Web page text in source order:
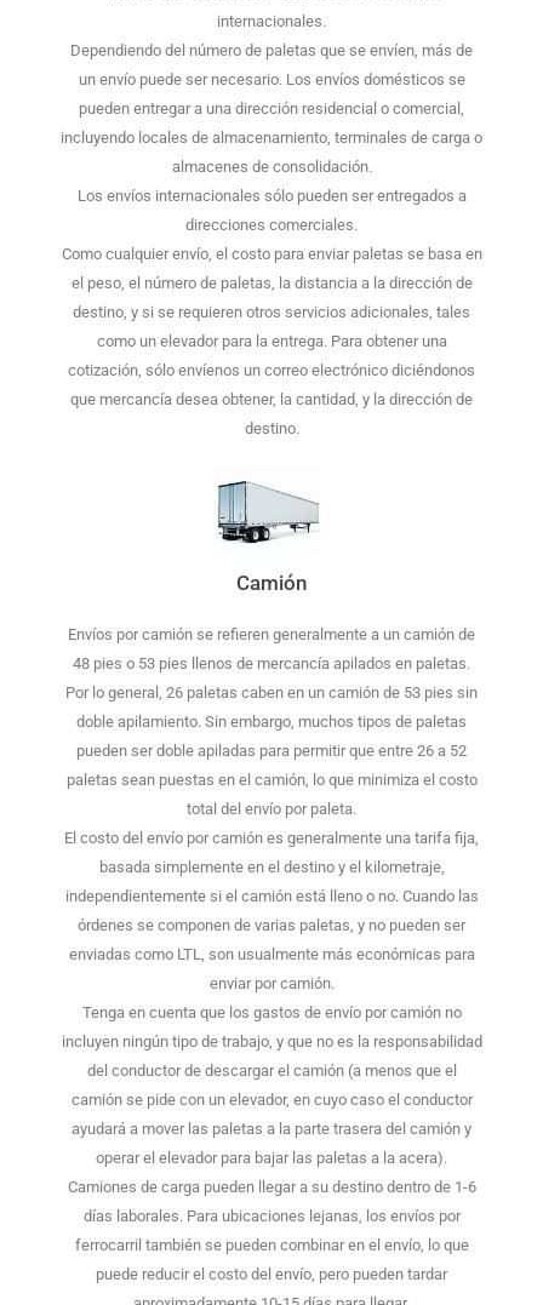
internacionales.
Dependiendo del número de paletas que se envíen, más de
un envío puede ser necesario. Los envíos domésticos se
pueden entregar a una dirección residencial o comercial,
incluyendo locales de almacenamiento, terminales de carga o
almacenes de consolidación.
Los envíos internacionales sólo pueden ser entregados a
direcciones comerciales.
Como cualquier envío, el costo para enviar paletas se basa en
el peso, el número de paletas, la distancia a la dirección de
destino, y si se requieren otros servicios adicionales, tales
como un elevador para la entrega. Para obtener una
cotización, sólo envíenos un correo electrónico diciéndonos
que mercancía desea obtener, la cantidad, y la dirección de
destino.
Camión
Envíos por camión se refieren generalmente a un camión de
48 pies o 53 pies llenos de mercancía apilados en paletas.
Por lo general, 26 paletas caben en un camión de 53 pies sin
doble apilamiento. Sin embargo, muchos tipos de paletas
pueden ser doble apiladas para permitir que entre 26 a 52
paletas sean puestas en el camión, lo que minimiza el costo
total del envío por paleta.
El costo del envío por camión es generalmente una tarifa fija,
basada simplemente en el destino y el kilometraje,
independientemente si el camión está lleno o no. Cuando las
órdenes se componen de varias paletas, y no pueden ser
enviadas como LTL, son usualmente más económicas para
enviar por camión.
Tenga en cuenta que los gastos de envío por camión no
incluyen ningún tipo de trabajo, y que no es la responsabilidad
del conductor de descargar el camión (a menos que el
camión se pide con un elevador, en cuyo caso el conductor
ayudará a mover las paletas a la parte trasera del camión y
operar el elevador para bajar las paletas a la acera).
Camiones de carga pueden llegar a su destino dentro de 1-6
días laborales. Para ubicaciones lejanas, los envíos por
ferrocarril también se pueden combinar en el envío, lo que
puede reducir el costo del envío, pero pueden tardar